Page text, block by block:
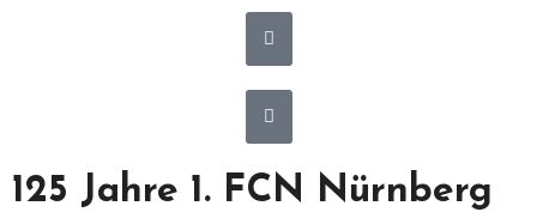
125 Jahre 1. FCN Nürnberg